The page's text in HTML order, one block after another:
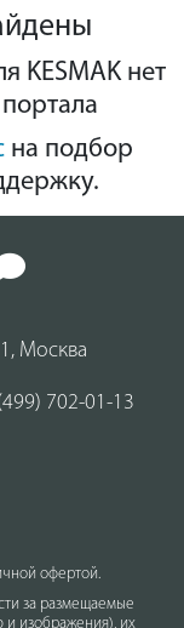
KESMAK нет
на подбор
Москва
702-01-13
офертой.
за размещаемые
и изображения), их